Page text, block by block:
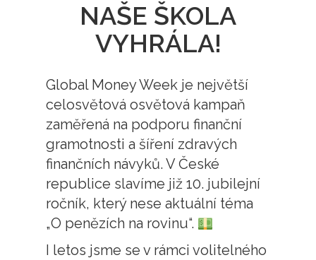
NAŠE ŠKOLA
VYHRÁLA!
Global Money Week je největší
celosvětová osvětová kampaň
zaměřená na podporu finanční
gramotnosti a šíření zdravých
finančních návyků. V České
republice slavíme již 10. jubilejní
ročník, který nese aktuální téma
„O penězích na rovinu“.
I letos jsme se v rámci volitelného